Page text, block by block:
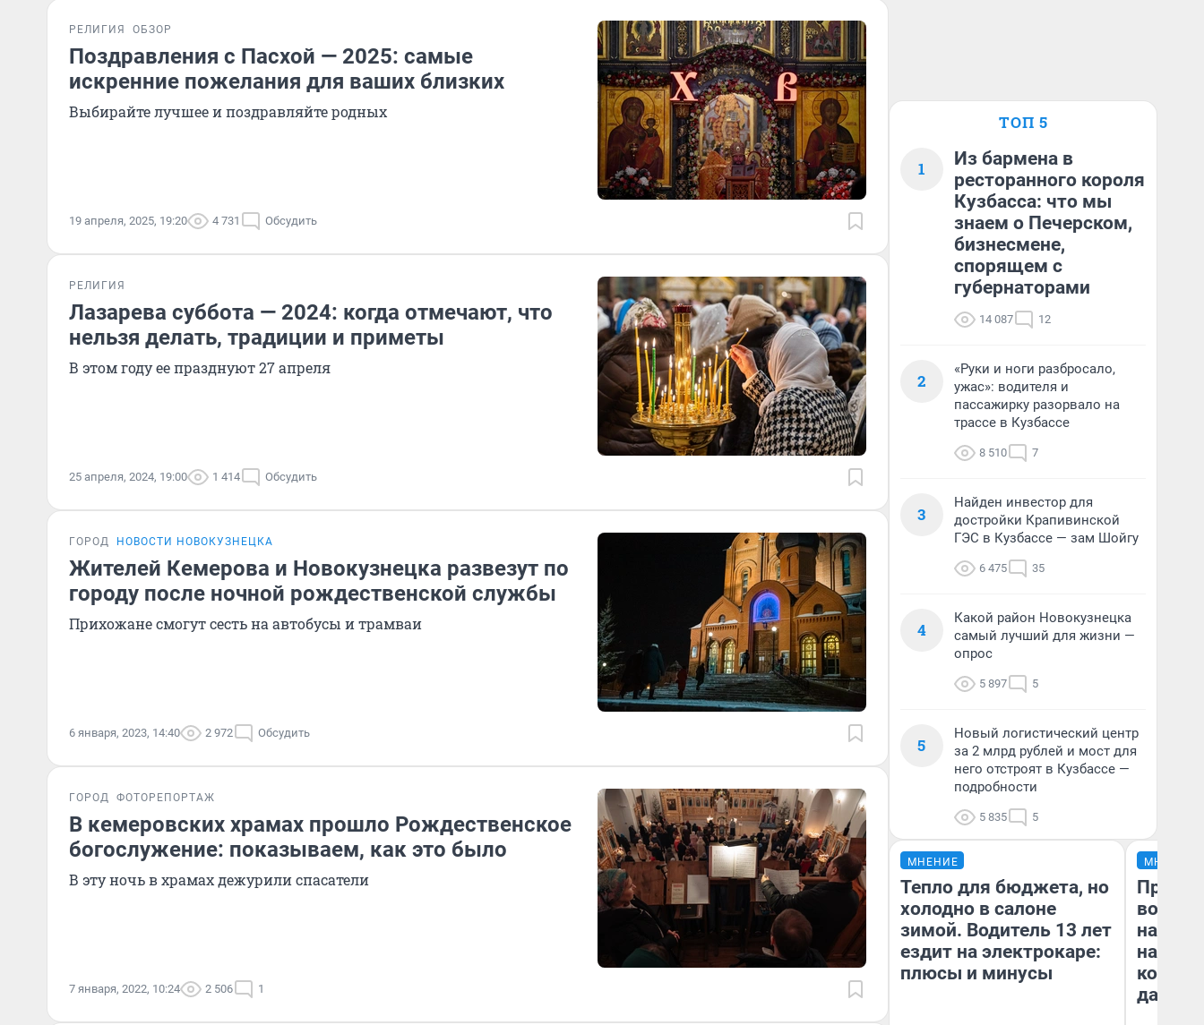
РЕЛИГИЯ ОБЗОР
Поздравления с Пасхой — 2025: самые
искренние пожелания для ваших близких
Выбирайте лучшее и поздравляйте родных
19 апреля, 2025, 19:20 4 731 Обсудить
РЕЛИГИЯ
Лазарева суббота — 2024: когда отмечают, что
нельзя делать, традиции и приметы
В этом году ее празднуют 27 апреля
25 апреля, 2024, 19:00 1 414 Обсудить
ГОРОД НОВОСТИ НОВОКУЗНЕЦКА
Жителей Кемерова и Новокузнецка развезут по
городу после ночной рождественской службы
Прихожане смогут сесть на автобусы и трамваи
6 января, 2023, 14:40 2 972 Обсудить
ГОРОД ФОТОРЕПОРТАЖ
В кемеровских храмах прошло Рождественское
богослужение: показываем, как это было
В эту ночь в храмах дежурили спасатели
7 января, 2022, 10:24 2 506 1
ТОП 5
1
Из бармена в
ресторанного короля
Кузбасса: что мы
знаем о Печерском,
бизнесмене,
спорящем с
губернаторами
14 087 12
2
«Руки и ноги разбросало,
ужас»: водителя и
пассажирку разорвало на
трассе в Кузбассе
8 510 7
3
Найден инвестор для
достройки Крапивинской
ГЭС в Кузбассе — зам Шойгу
6 475 35
4
Какой район Новокузнецка
самый лучший для жизни —
опрос
5 897 5
5
Новый логистический центр
за 2 млрд рублей и мост для
него отстроят в Кузбассе —
подробности
5 835 5
МНЕНИЕ
Тепло для бюджета, но
холодно в салоне
зимой. Водитель 13 лет
ездит на электрокаре:
плюсы и минусы
МНЕНИЕ
нам
даже